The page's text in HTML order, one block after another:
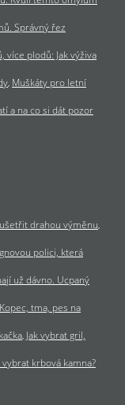
Správný řez
více plodů: Jak výživa
Muškáty pro letní
a na co si dát pozor
drahou výměnu
polici, která
už dávno. Ucpaný
Kopec, tma, pes na
Jak vybrat gril,
vybrat krbová kamna?